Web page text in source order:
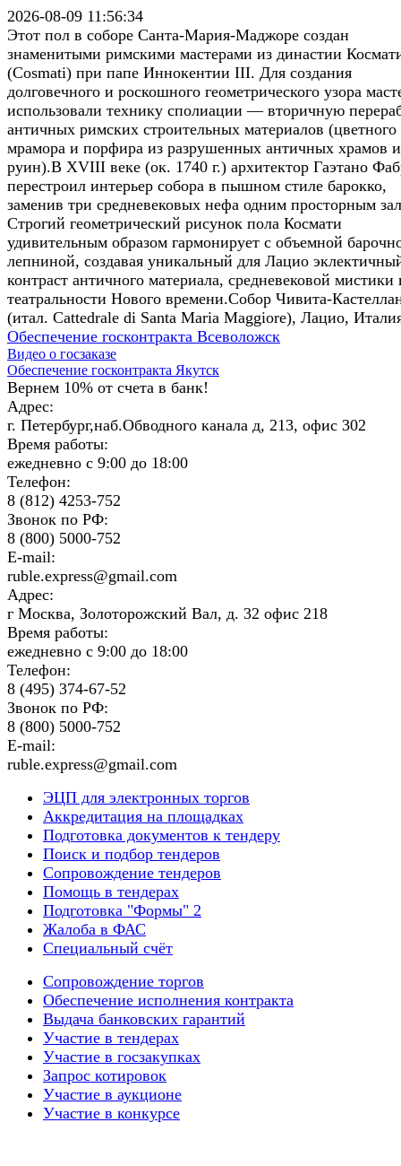
2026-08-09 11:56:34
Этот пол в соборе Санта-Мария-Маджоре создан
знаменитыми римскими мастерами из династии
(Cosmati) при папе Иннокентии III. Для создания
долговечного и роскошного геометрического узора
использовали технику сполиации — вторичную
античных римских строительных материалов (цветного
мрамора и порфира из разрушенных античных храмов и
руин).В XVIII веке (ок. 1740 г.) архитектор Гаэтано
перестроил интерьер собора в пышном стиле барокко,
заменив три средневековых нефа одним просторным
Строгий геометрический рисунок пола Космати
удивительным образом гармонирует с объемной
лепниной, создавая уникальный для Лацио
контраст античного материала, средневековой мистики
театральности Нового времени.Собор Чивита-
(итал. Cattedrale di Santa Maria Maggiore), Лацио,
Обеспечение госконтракта Всеволожск
Видео о госзаказе
Обеспечение госконтракта Якутск
Вернем 10% от счета в банк!
Адрес:
г. Петербург,наб.Обводного канала д, 213, офис 302
Время работы:
ежедневно с 9:00 до 18:00
Телефон:
8 (812) 4253-752
Звонок по РФ:
8 (800) 5000-752
E-mail:
ruble.express@gmail.com
Адрес:
г Москва, Золоторожский Вал, д. 32 офис 218
Время работы:
ежедневно с 9:00 до 18:00
Телефон:
8 (495) 374-67-52
Звонок по РФ:
8 (800) 5000-752
E-mail:
ruble.express@gmail.com
ЭЦП для электронных торгов
Аккредитация на площадках
Подготовка документов к тендеру
Поиск и подбор тендеров
Сопровождение тендеров
Помощь в тендерах
Подготовка "Формы" 2
Жалоба в ФАС
Специальный счёт
Сопровождение торгов
Обеспечение исполнения контракта
Выдача банковских гарантий
Участие в тендерах
Участие в госзакупках
Запрос котировок
Участие в аукционе
Участие в конкурсе